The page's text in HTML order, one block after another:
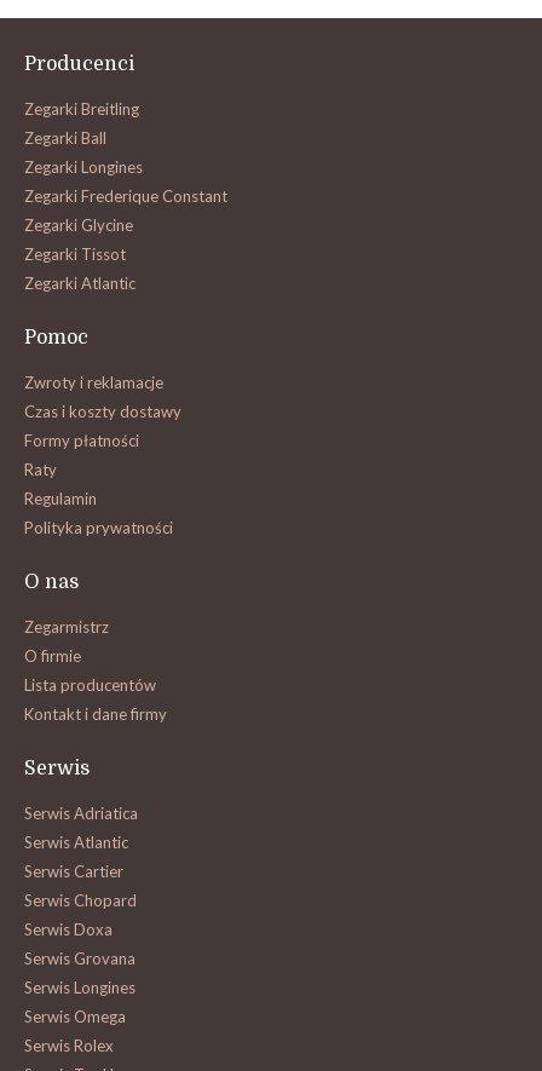
Producenci
Zegarki Breitling
Zegarki Ball
Zegarki Longines
Zegarki Frederique Constant
Zegarki Glycine
Zegarki Tissot
Zegarki Atlantic
Pomoc
Zwroty i reklamacje
Czas i koszty dostawy
Formy płatności
Raty
Regulamin
Polityka prywatności
O nas
Zegarmistrz
O firmie
Lista producentów
Kontakt i dane firmy
Serwis
Serwis Adriatica
Serwis Atlantic
Serwis Cartier
Serwis Chopard
Serwis Doxa
Serwis Grovana
Serwis Longines
Serwis Omega
Serwis Rolex